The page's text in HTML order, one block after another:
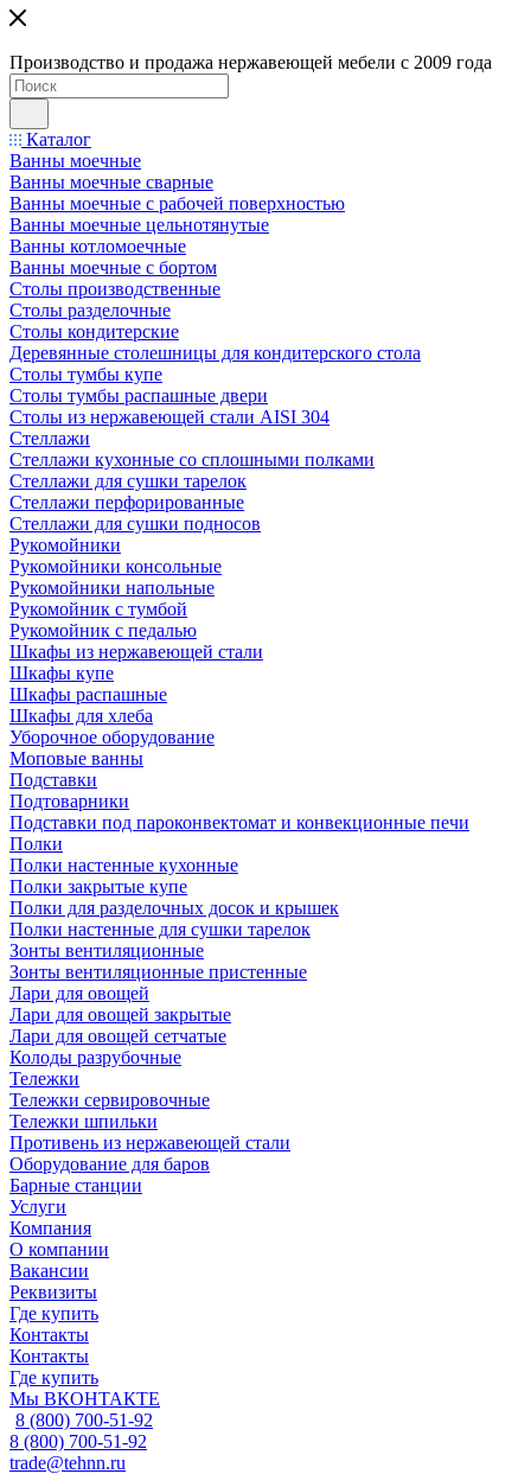
Производство и продажа нержавеющей мебели с 2009 года
Каталог
Ванны моечные
Ванны моечные сварные
Ванны моечные с рабочей поверхностью
Ванны моечные цельнотянутые
Ванны котломоечные
Ванны моечные с бортом
Столы производственные
Столы разделочные
Столы кондитерские
Деревянные столешницы для кондитерского стола
Столы тумбы купе
Столы тумбы распашные двери
Столы из нержавеющей стали AISI 304
Стеллажи
Стеллажи кухонные со сплошными полками
Стеллажи для сушки тарелок
Стеллажи перфорированные
Стеллажи для сушки подносов
Рукомойники
Рукомойники консольные
Рукомойники напольные
Рукомойник с тумбой
Рукомойник с педалью
Шкафы из нержавеющей стали
Шкафы купе
Шкафы распашные
Шкафы для хлеба
Уборочное оборудование
Моповые ванны
Подставки
Подтоварники
Подставки под пароконвектомат и конвекционные печи
Полки
Полки настенные кухонные
Полки закрытые купе
Полки для разделочных досок и крышек
Полки настенные для сушки тарелок
Зонты вентиляционные
Зонты вентиляционные пристенные
Лари для овощей
Лари для овощей закрытые
Лари для овощей сетчатые
Колоды разрубочные
Тележки
Тележки сервировочные
Тележки шпильки
Противень из нержавеющей стали
Оборудование для баров
Барные станции
Услуги
Компания
О компании
Вакансии
Реквизиты
Где купить
Контакты
Контакты
Где купить
Мы ВКОНТАКТЕ
8 (800) 700-51-92
8 (800) 700-51-92
trade@tehnn.ru